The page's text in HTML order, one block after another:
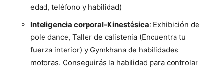
edad, teléfono y habilidad)
Inteligencia corporal-Kinestésica: Exhibición de
pole dance, Taller de calistenia (Encuentra tu
fuerza interior) y Gymkhana de habilidades
motoras. Conseguirás la habilidad para controlar